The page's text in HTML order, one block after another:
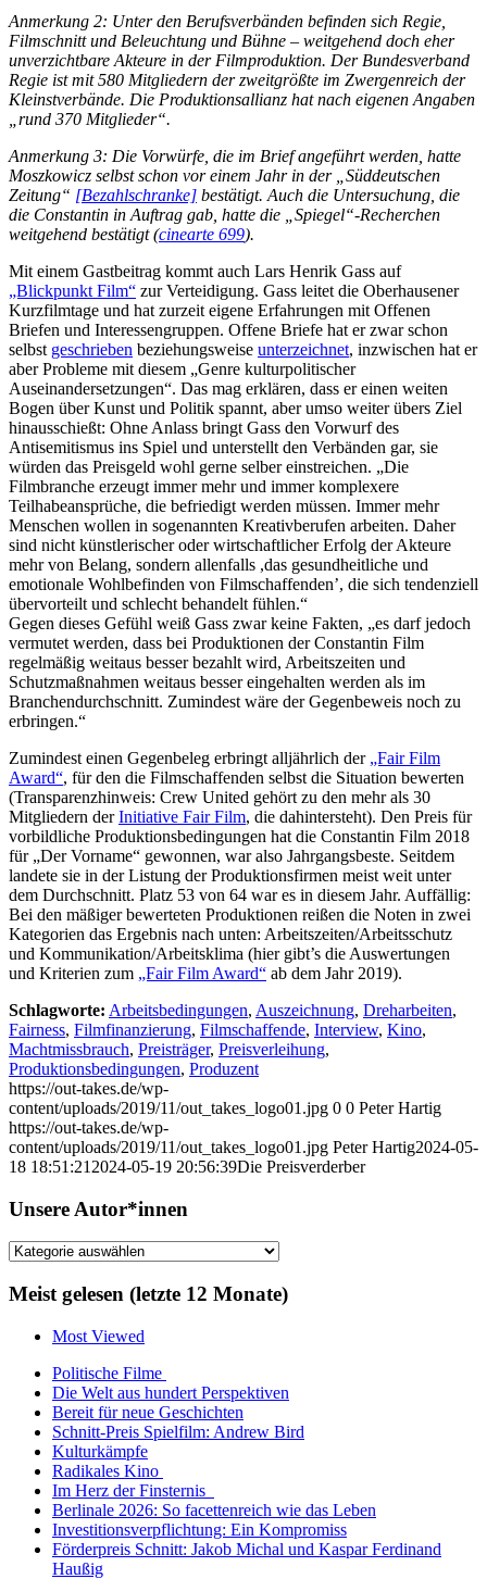
Anmerkung 2: Unter den Berufsverbänden befinden sich Regie,
Filmschnitt und Beleuchtung und Bühne – weitgehend doch eher
unverzichtbare Akteure in der Filmproduktion. Der Bundesverband
Regie ist mit 580 Mitgliedern der zweitgrößte im Zwergenreich der
Kleinstverbände. Die Produktionsallianz hat nach eigenen Angaben
„rund 370 Mitglieder“.
Anmerkung 3: Die Vorwürfe, die im Brief angeführt werden, hatte
Moszkowicz selbst schon vor einem Jahr in der „Süddeutschen
Zeitung“ [Bezahlschranke] bestätigt. Auch die Untersuchung, die
die Constantin in Auftrag gab, hatte die „Spiegel“-Recherchen
weitgehend bestätigt (cinearte 699).
Mit einem Gastbeitrag kommt auch Lars Henrik Gass auf
„Blickpunkt Film“ zur Verteidigung. Gass leitet die Oberhausener
Kurzfilmtage und hat zurzeit eigene Erfahrungen mit Offenen
Briefen und Interessengruppen. Offene Briefe hat er zwar schon
selbst geschrieben beziehungsweise unterzeichnet, inzwischen hat er
aber Probleme mit diesem „Genre kulturpolitischer
Auseinandersetzungen“. Das mag erklären, dass er einen weiten
Bogen über Kunst und Politik spannt, aber umso weiter übers Ziel
hinausschießt: Ohne Anlass bringt Gass den Vorwurf des
Antisemitismus ins Spiel und unterstellt den Verbänden gar, sie
würden das Preisgeld wohl gerne selber einstreichen. „Die
Filmbranche erzeugt immer mehr und immer komplexere
Teilhabeansprüche, die befriedigt werden müssen. Immer mehr
Menschen wollen in sogenannten Kreativberufen arbeiten. Daher
sind nicht künstlerischer oder wirtschaftlicher Erfolg der Akteure
mehr von Belang, sondern allenfalls ,das gesundheitliche und
emotionale Wohlbefinden von Filmschaffenden’, die sich tendenziell
übervorteilt und schlecht behandelt fühlen.“
Gegen dieses Gefühl weiß Gass zwar keine Fakten, „es darf jedoch
vermutet werden, dass bei Produktionen der Constantin Film
regelmäßig weitaus besser bezahlt wird, Arbeitszeiten und
Schutzmaßnahmen weitaus besser eingehalten werden als im
Branchendurchschnitt. Zumindest wäre der Gegenbeweis noch zu
erbringen.“
Zumindest einen Gegenbeleg erbringt alljährlich der „Fair Film
Award“, für den die Filmschaffenden selbst die Situation bewerten
(Transparenzhinweis: Crew United gehört zu den mehr als 30
Mitgliedern derInitiative Fair Film, die dahintersteht). Den Preis für
vorbildliche Produktionsbedingungen hat die Constantin Film 2018
für „Der Vorname“ gewonnen, war also Jahrgangsbeste. Seitdem
landete sie in der Listung der Produktionsfirmen meist weit unter
dem Durchschnitt. Platz 53 von 64 war es in diesem Jahr. Auffällig:
Bei den mäßiger bewerteten Produktionen reißen die Noten in zwei
Kategorien das Ergebnis nach unten: Arbeitszeiten/Arbeitsschutz
und Kommunikation/Arbeitsklima (hier gibt’s die Auswertungen
und Kriterien zum „Fair Film Award“ ab dem Jahr 2019).
Schlagworte: Arbeitsbedingungen, Auszeichnung, Dreharbeiten,
Fairness, Filmfinanzierung, Filmschaffende, Interview, Kino,
Machtmissbrauch, Preisträger, Preisverleihung,
Produktionsbedingungen, Produzent
https://out-takes.de/wp-
content/uploads/2019/11/out_takes_logo01.jpg 0 0 Peter Hartig
https://out-takes.de/wp-
content/uploads/2019/11/out_takes_logo01.jpg Peter Hartig2024-05-
18 18:51:21 2024-05-19 20:56:39Die Preisverderber
Unsere Autor*innen
Unsere
Meist gelesen (letzte 12 Monate)
Most Viewed
Politische Filme
Die Welt aus hundert Perspektiven
Bereit für neue Geschichten
Schnitt-Preis Spielfilm: Andrew Bird
Kulturkämpfe
Radikales Kino
Im Herz der Finsternis
Berlinale 2026: So facettenreich wie das Leben
Investitionsverpflichtung: Ein Kompromiss
Förderpreis Schnitt: Jakob Michal und Kaspar Ferdinand
Haußig